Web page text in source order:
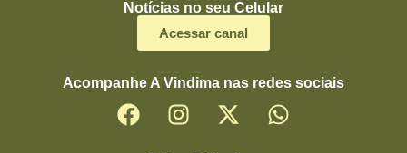
Notícias no seu Celular
Acessar canal
Acompanhe A Vindima nas redes sociais